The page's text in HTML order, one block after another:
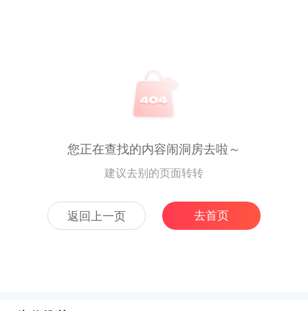
您正在查找的内容闹洞房去啦～
建议去别的页面转转
返回上一页 去首页